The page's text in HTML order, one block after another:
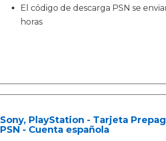
El código de descarga PSN se
horas
Sony, PlayStation - Tarjeta
PSN - Cuenta española